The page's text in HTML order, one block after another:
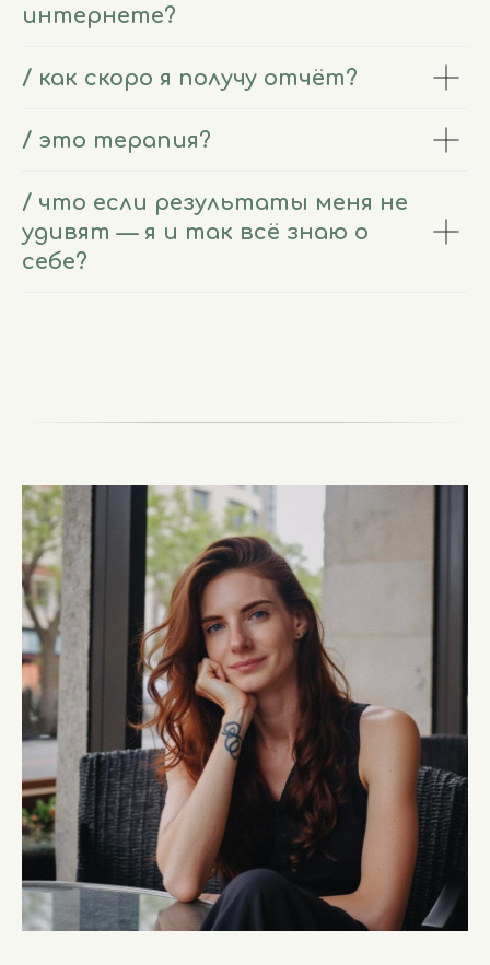
интернете?
/ как скоро я получу отчёт?
/ это терапия?
/ что если результаты меня не
удивят — я и так всё знаю о
себе?